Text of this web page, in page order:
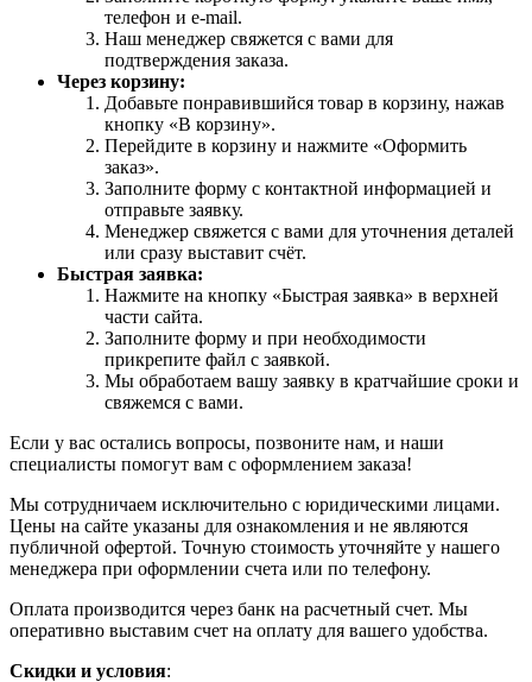
телефон и e-mail.
Наш менеджер свяжется с вами для
подтверждения заказа.
Через корзину:
Добавьте понравившийся товар в корзину, нажав
кнопку «В корзину».
Перейдите в корзину и нажмите «Оформить
заказ».
Заполните форму с контактной информацией и
отправьте заявку.
Менеджер свяжется с вами для уточнения деталей
или сразу выставит счёт.
Быстрая заявка:
Нажмите на кнопку «Быстрая заявка» в верхней
части сайта.
Заполните форму и при необходимости
прикрепите файл с заявкой.
Мы обработаем вашу заявку в кратчайшие сроки и
свяжемся с вами.
Если у вас остались вопросы, позвоните нам, и наши
специалисты помогут вам с оформлением заказа!
Мы сотрудничаем исключительно с юридическими лицами.
Цены на сайте указаны для ознакомления и не являются
публичной офертой. Точную стоимость уточняйте у нашего
менеджера при оформлении счета или по телефону.
Оплата производится через банк на расчетный счет. Мы
оперативно выставим счет на оплату для вашего удобства.
Скидки и условия: